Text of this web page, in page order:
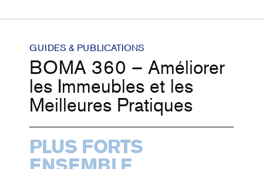
GUIDES & PUBLICATIONS
BOMA 360 – Améliorer
les Immeubles et les
Meilleures Pratiques
PLUS FORTS